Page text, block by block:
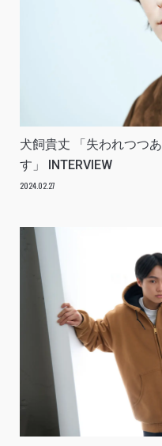
犬飼貴丈 「失われつつ
す」 INTERVIEW
2024.02.27